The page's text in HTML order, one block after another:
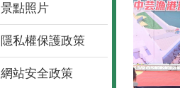
景點照片
隱私權保護政策
網站安全政策